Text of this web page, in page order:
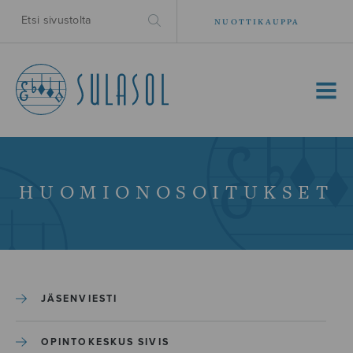
NUOTTIKAUPPA
MENU
HUOMIONOSOITUKSET
JÄSENVIESTI
OPINTOKESKUS SIVIS